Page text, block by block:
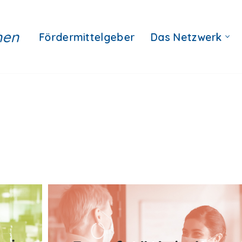
Fördermittelgeber Das Netzwerk